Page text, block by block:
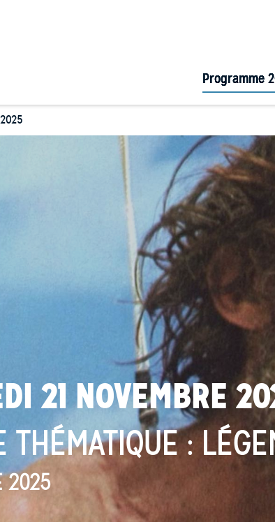
Programme
21 NOVEMBRE
THÉMATIQUE :
2025